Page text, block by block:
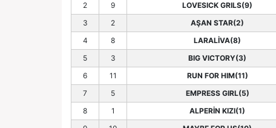
2
9 LOVESICK GRILS(9)
3
2 AŞAN STAR(2)
4
8 LARALİVA(8)
5
3 BIG VICTORY(3)
6
11 RUN FOR HIM(11)
7
5 EMPRESS GIRL(5)
8
1 ALPERİN KIZI(1)